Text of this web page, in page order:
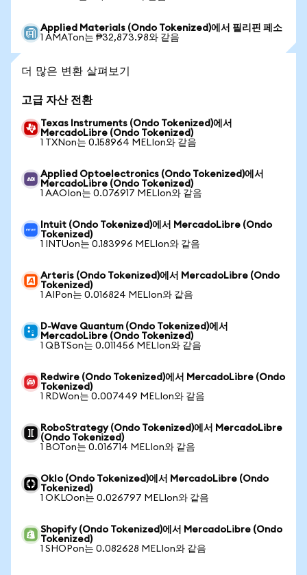
Applied Materials (Ondo Tokenized)에서 필리핀 페소
1 AMATon는 ₱32,873.98와 같음
더 많은 변환 살펴보기
고급 자산 전환
Texas Instruments (Ondo Tokenized)에서
MercadoLibre (Ondo Tokenized)
1 TXNon는 0.158964 MELIon와 같음
Applied Optoelectronics (Ondo Tokenized)에서
MercadoLibre (Ondo Tokenized)
1 AAOIon는 0.076917 MELIon와 같음
Intuit (Ondo Tokenized)에서 MercadoLibre (Ondo
Tokenized)
1 INTUon는 0.183996 MELIon와 같음
Arteris (Ondo Tokenized)에서 MercadoLibre (Ondo
Tokenized)
1 AIPon는 0.016824 MELIon와 같음
D-Wave Quantum (Ondo Tokenized)에서
MercadoLibre (Ondo Tokenized)
1 QBTSon는 0.011456 MELIon와 같음
Redwire (Ondo Tokenized)에서 MercadoLibre (Ondo
Tokenized)
1 RDWon는 0.007449 MELIon와 같음
RoboStrategy (Ondo Tokenized)에서 MercadoLibre
(Ondo Tokenized)
1 BOTon는 0.016714 MELIon와 같음
Oklo (Ondo Tokenized)에서 MercadoLibre (Ondo
Tokenized)
1 OKLOon는 0.026797 MELIon와 같음
Shopify (Ondo Tokenized)에서 MercadoLibre (Ondo
Tokenized)
1 SHOPon는 0.082628 MELIon와 같음